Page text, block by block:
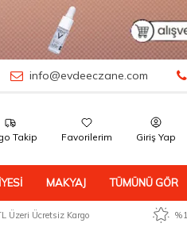
info@evdeeczane.com
Takip Favorilerim Giriş Yap
MAKYAJ TÜMÜNÜ GÖR
Üzeri Ücretsiz Kargo